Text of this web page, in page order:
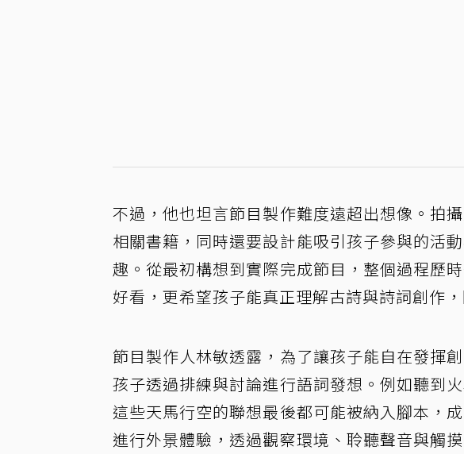
不過，他也坦言節目製作難度遠超出想像。拍
相關書籍，同時還要設計能吸引孩子參與的活
趣。從最初構想到實際完成節目，整個過程歷
好看，更希望孩子能真正理解古詩與詩詞創作
節目製作人林敏透露，為了讓孩子能自在發揮
孩子透過排練與討論進行語詞發想。例如聽到
這些天馬行空的聯想最後都可能被納入腳本，
進行外景體驗，透過觀察環境、聆聽聲音與觸